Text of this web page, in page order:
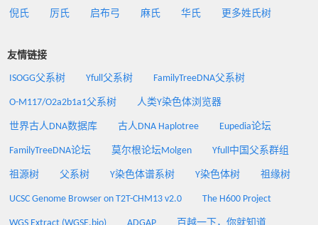
倪氏 厉氏 启布弓 麻氏 华氏 更多姓氏树
友情链接
ISOGG父系树 Yfull父系树 FamilyTreeDNA父系树
O-M117/O2a2b1a1父系树 人类Y染色体浏览器
世界古人DNA数据库 古人DNA Haplotree Eupedia论坛
FamilyTreeDNA论坛 莫尔根论坛Molgen Yfull中国父系群组
祖源树 父系树 Y染色体谱系树 Y染色体树 祖缘树
UCSC Genome Browser on T2T-CHM13 v2.0 The H600 Project